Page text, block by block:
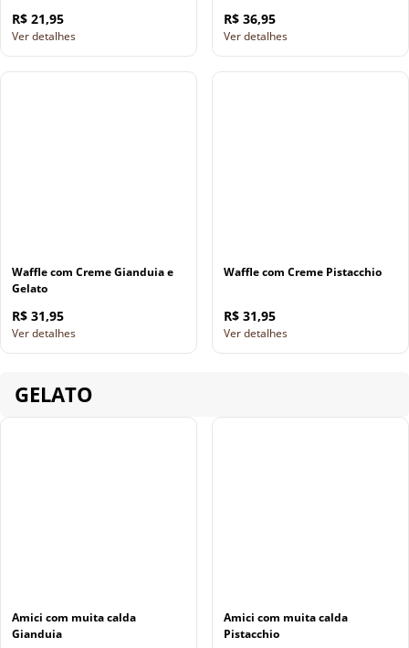
R$ 21,95
Ver detalhes
R$ 36,95
Ver detalhes
Waffle com Creme Gianduia e
Gelato
R$ 31,95
Ver detalhes
Waffle com Creme Pistacchio
R$ 31,95
Ver detalhes
GELATO
Amici com muita calda
Gianduia
Amici com muita calda
Pistacchio